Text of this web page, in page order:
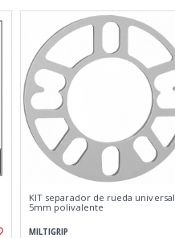
KIT separador de rueda universal
5mm polivalente
MILTIGRIP